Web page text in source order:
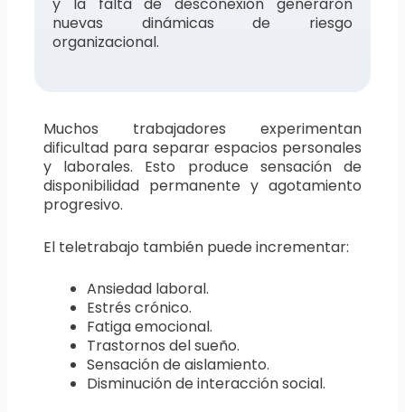
nuevas dinámicas de riesgo
organizacional.
Muchos trabajadores experimentan
dificultad para separar espacios personales
y laborales. Esto produce sensación de
disponibilidad permanente y agotamiento
progresivo.
El teletrabajo también puede incrementar:
Ansiedad laboral.
Estrés crónico.
Fatiga emocional.
Trastornos del sueño.
Sensación de aislamiento.
Disminución de interacción social.